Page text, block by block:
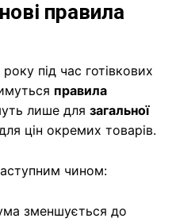
правила
під час готівкових
правила
лише для загальної
цін окремих товарів.
чином:
зменшується до